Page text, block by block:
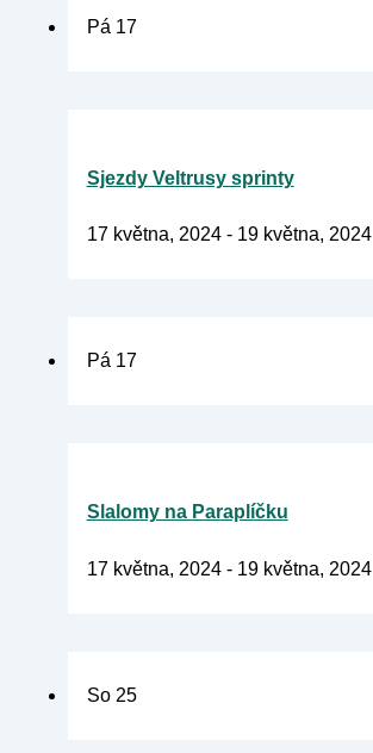
Pá 17
Sjezdy Veltrusy sprinty
17 května, 2024- 19 května, 2024
Pá 17
Slalomy na Paraplíčku
17 května, 2024- 19 května, 2024
So 25